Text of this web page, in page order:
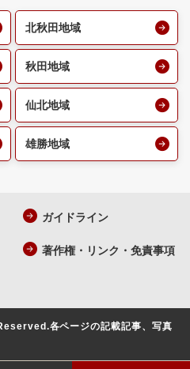
北秋田地域
秋田地域
仙北地域
雄勝地域
ガイドライン
著作権・リンク・免責事項
各ページの記載記事、写真